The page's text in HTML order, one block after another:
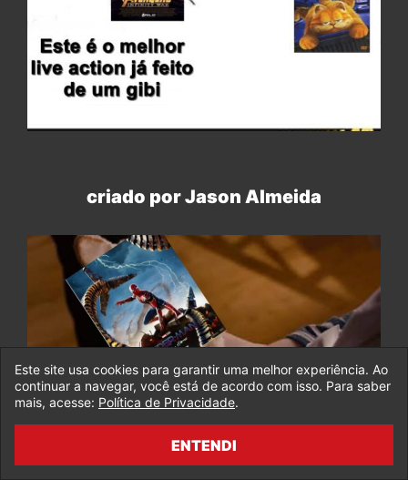
criado por Jason Almeida
Este site usa cookies para garantir uma melhor experiência. Ao
continuar a navegar, você está de acordo com isso. Para saber
mais, acesse: Política de Privacidade.
ENTENDI